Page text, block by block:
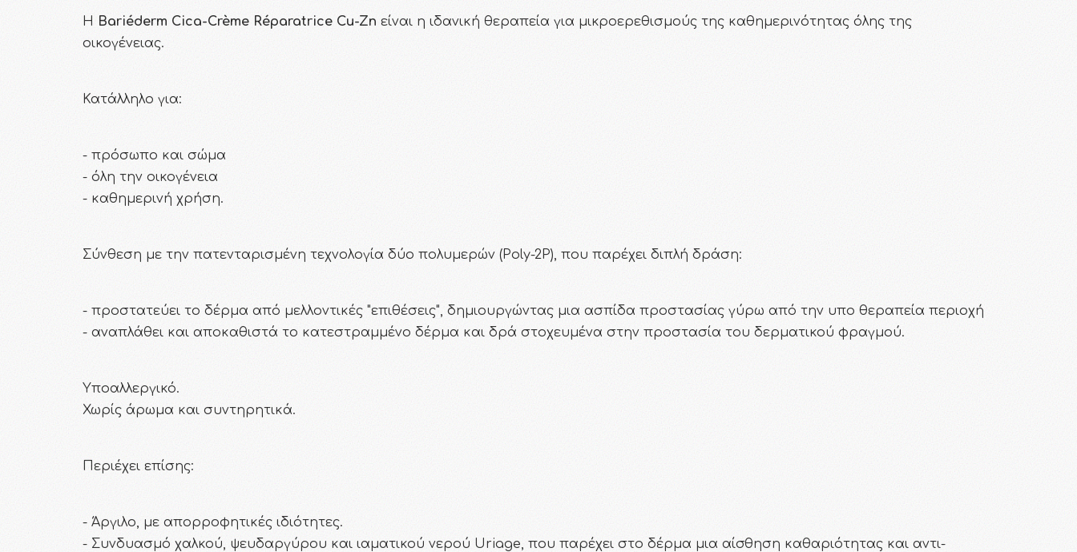
Η Bariéderm Cica-Crème Réparatrice Cu-Zn είναι η ιδανική θεραπεία για μικροερεθισμούς της καθημερινότητας όλης της
οικογένειας.
Κατάλληλο για:
- πρόσωπο και σώμα
- όλη την οικογένεια
- καθημερινή χρήση.
Σύνθεση με την πατενταρισμένη τεχνολογία δύο πολυμερών (Poly-2P), που παρέχει διπλή δράση:
- προστατεύει το δέρμα από μελλοντικές "επιθέσεις", δημιουργώντας μια ασπίδα προστασίας γύρω από την υπο θεραπεία περιοχή
- αναπλάθει και αποκαθιστά το κατεστραμμένο δέρμα και δρά στοχευμένα στην προστασία του δερματικού φραγμού.
Υποαλλεργικό.
Χωρίς άρωμα και συντηρητικά.
Περιέχει επίσης:
- Άργιλο, με απορροφητικές ιδιότητες.
- Συνδυασμό χαλκού, ψευδαργύρου και ιαματικού νερού Uriage, που παρέχει στο δέρμα μια αίσθηση καθαριότητας και αντι-